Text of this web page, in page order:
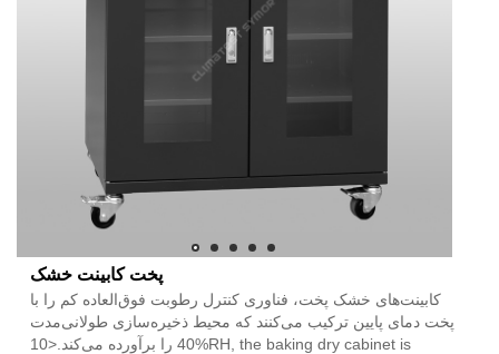
پخت کابینت خشک
کابینت‌های خشک پخت، فناوری کنترل رطوبت فوق‌العاده کم را با
پخت دمای پایین ترکیب می‌کنند که محیط ذخیره‌سازی طولانی‌مدت
40 را برآورده می‌کند.<10%RH, the baking dry cabinet is